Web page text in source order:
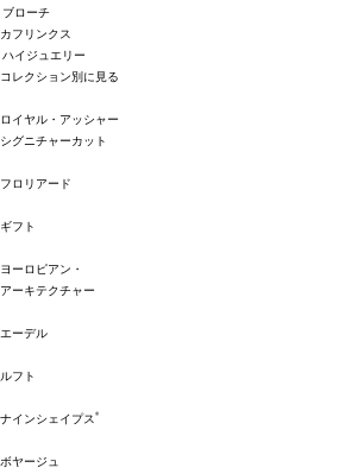
ブローチ
カフリンクス
ハイジュエリー
コレクション別に見る
ロイヤル・アッシャー
シグニチャーカット
フロリアード
ギフト
ヨーロピアン・
アーキテクチャー
エーデル
ルフト
ナインシェイプス®
ボヤージュ